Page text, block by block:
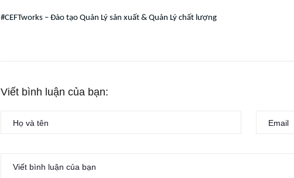
#CEFTworks – Đào tạo Quản Lý sản xuất & Quản Lý chất lượng
Viết bình luận của bạn: